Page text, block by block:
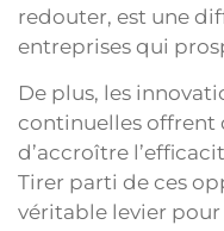
redouter, est une
entreprises qui
De plus, les
continuelles offrent
d’accroître
Tirer parti de ces
véritable levier pour